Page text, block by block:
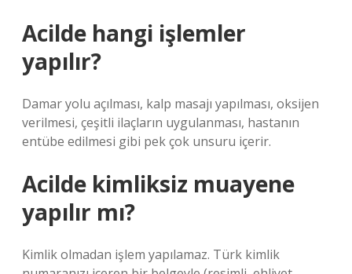
Acilde hangi işlemler
yapılır?
Damar yolu açılması, kalp masajı yapılması, oksijen
verilmesi, çeşitli ilaçların uygulanması, hastanın
entübe edilmesi gibi pek çok unsuru içerir.
Acilde kimliksiz muayene
yapılır mı?
Kimlik olmadan işlem yapılamaz. Türk kimlik